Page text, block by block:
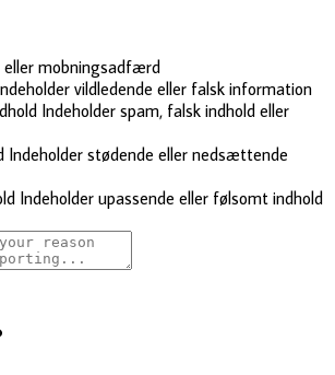
eller mobningsadfærd
vildledende eller falsk information
Indeholder spam, falsk indhold eller
Indeholder stødende eller nedsættende
Indeholder upassende eller følsomt indhold